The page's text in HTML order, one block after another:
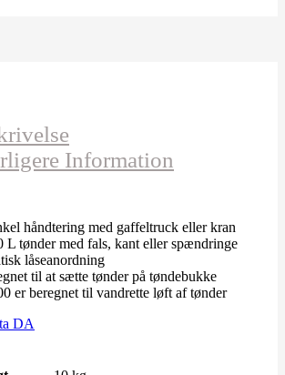
Information
håndtering med gaffeltruck eller kran
L tønder med fals, kant eller spændringe
låseanordning
til at sætte tønder på tøndebukke
er beregnet til vandrette løft af tønder
DA